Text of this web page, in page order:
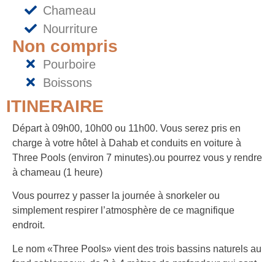
Chameau
Nourriture
Non compris
Pourboire
Boissons
ITINERAIRE
Départ à 09h00, 10h00 ou 11h00. Vous serez pris en
charge à votre hôtel à Dahab et conduits en voiture à
Three Pools (environ 7 minutes).ou pourrez vous y rendre
à chameau (1 heure)
Vous pourrez y passer la journée à snorkeler ou
simplement respirer l’atmosphère de ce magnifique
endroit.
Le nom «Three Pools» vient des trois bassins naturels au